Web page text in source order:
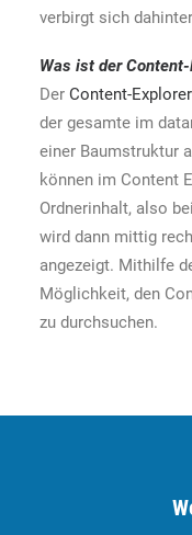
verbirgt sich
Was ist der
Der Content-Explorer
der gesamte im
einer Baumstruktur
können im Content
Ordnerinhalt, also
wird dann mittig
angezeigt. Mithilfe
Möglichkeit, den
zu durchsuchen.